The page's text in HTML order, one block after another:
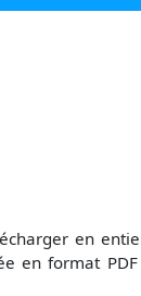
en
en format